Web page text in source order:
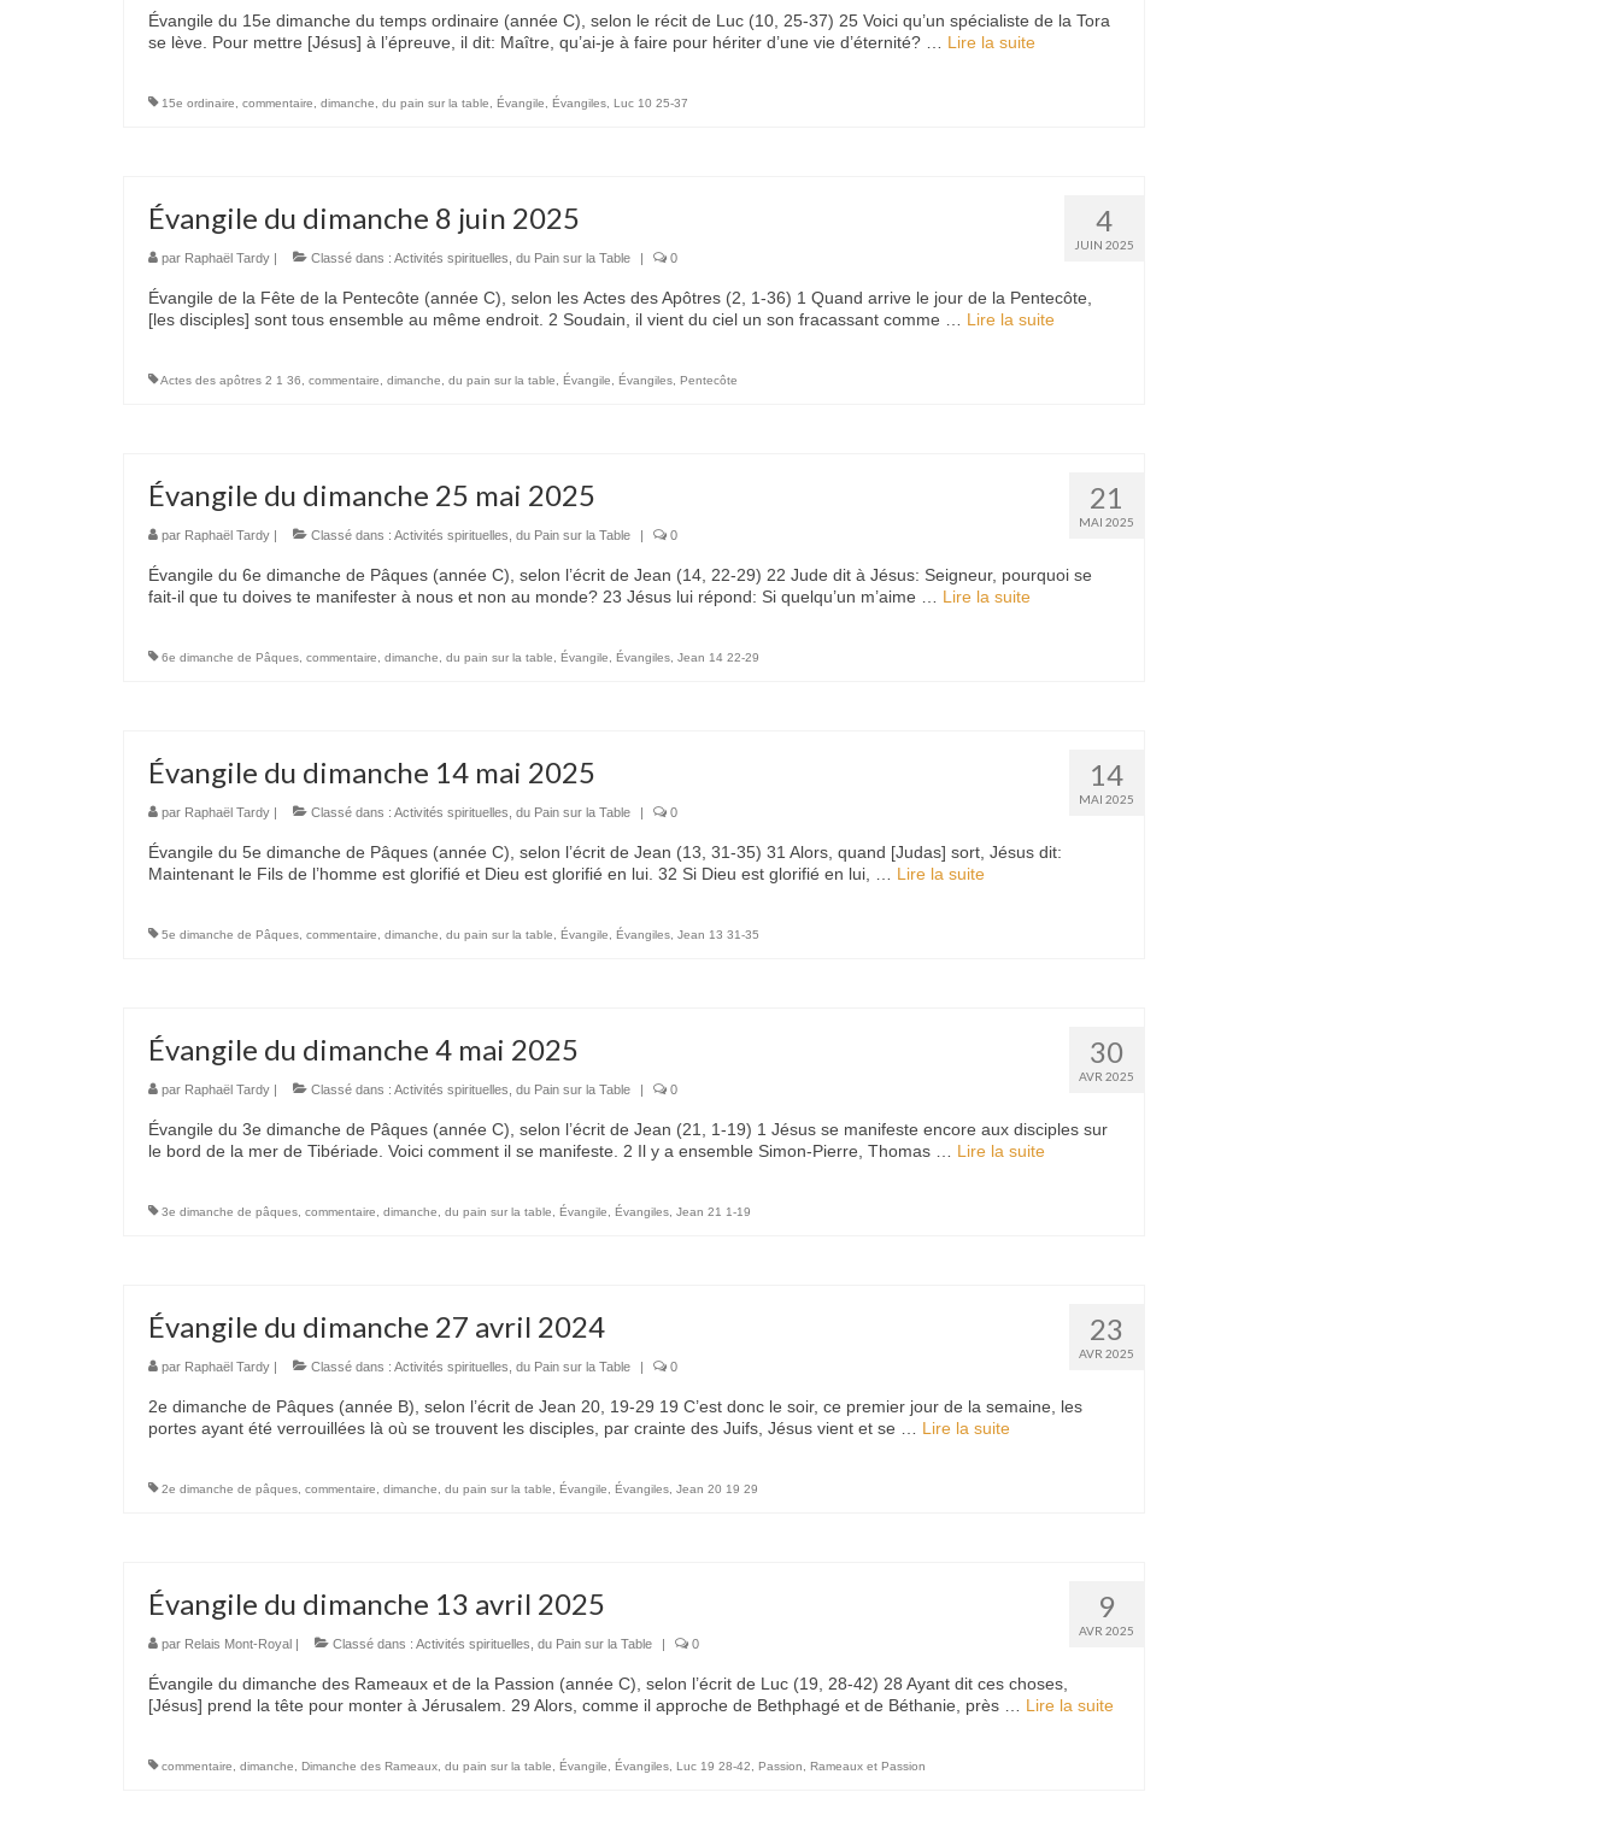
Évangile du 15e dimanche du temps ordinaire (année C), selon le récit de Luc (10, 25-37) 25 Voici qu’un spécialiste de la Tora
se lève. Pour mettre [Jésus] à l’épreuve, il dit: Maître, qu’ai-je à faire pour hériter d’une vie d’éternité? … Lire la suite­­
15e ordinaire commentaire dimanche du pain sur la table Évangile Évangiles Luc 10 25-37
4
JUIN 2025
Évangile du dimanche 8 juin 2025
par Raphaël Tardy | Classé dans : Activités spirituelles du Pain sur la Table | 0
Évangile de la Fête de la Pentecôte (année C), selon les Actes des Apôtres (2, 1-36) 1 Quand arrive le jour de la Pentecôte,
[les disciples] sont tous ensemble au même endroit. 2 Soudain, il vient du ciel un son fracassant comme … Lire la suite­­
Actes des apôtres 2 1 36 commentaire dimanche du pain sur la table Évangile Évangiles Pentecôte
21
MAI 2025
Évangile du dimanche 25 mai 2025
par Raphaël Tardy | Classé dans : Activités spirituelles du Pain sur la Table | 0
Évangile du 6e dimanche de Pâques (année C), selon l’écrit de Jean (14, 22-29) 22 Jude dit à Jésus: Seigneur, pourquoi se
fait-il que tu doives te manifester à nous et non au monde? 23 Jésus lui répond: Si quelqu’un m’aime … Lire la suite­­
6e dimanche de Pâques commentaire dimanche du pain sur la table Évangile Évangiles Jean 14 22-29
14
MAI 2025
Évangile du dimanche 14 mai 2025
par Raphaël Tardy | Classé dans : Activités spirituelles du Pain sur la Table | 0
Évangile du 5e dimanche de Pâques (année C), selon l’écrit de Jean (13, 31-35) 31 Alors, quand [Judas] sort, Jésus dit:
Maintenant le Fils de l’homme est glorifié et Dieu est glorifié en lui. 32 Si Dieu est glorifié en lui, … Lire la suite­­
5e dimanche de Pâques commentaire dimanche du pain sur la table Évangile Évangiles Jean 13 31-35
30
AVR 2025
Évangile du dimanche 4 mai 2025
par Raphaël Tardy | Classé dans : Activités spirituelles du Pain sur la Table | 0
Évangile du 3e dimanche de Pâques (année C), selon l’écrit de Jean (21, 1-19) 1 Jésus se manifeste encore aux disciples sur
le bord de la mer de Tibériade. Voici comment il se manifeste. 2 Il y a ensemble Simon-Pierre, Thomas … Lire la suite­­
3e dimanche de pâques commentaire dimanche du pain sur la table Évangile Évangiles Jean 21 1-19
23
AVR 2025
Évangile du dimanche 27 avril 2024
par Raphaël Tardy | Classé dans : Activités spirituelles du Pain sur la Table | 0
2e dimanche de Pâques (année B), selon l’écrit de Jean 20, 19-29 19 C’est donc le soir, ce premier jour de la semaine, les
portes ayant été verrouillées là où se trouvent les disciples, par crainte des Juifs, Jésus vient et se … Lire la suite­­
2e dimanche de pâques commentaire dimanche du pain sur la table Évangile Évangiles Jean 20 19 29
9
AVR 2025
Évangile du dimanche 13 avril 2025
par Relais Mont-Royal | Classé dans : Activités spirituelles du Pain sur la Table | 0
Évangile du dimanche des Rameaux et de la Passion (année C), selon l’écrit de Luc (19, 28-42) 28 Ayant dit ces choses,
[Jésus] prend la tête pour monter à Jérusalem. 29 Alors, comme il approche de Bethphagé et de Béthanie, près … Lire la suite­­
commentaire dimanche Dimanche des Rameaux du pain sur la table Évangile Évangiles Luc 19 28-42 Passion Rameaux et Passion